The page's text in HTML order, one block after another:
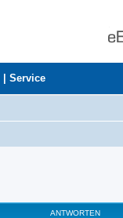
Service
ANTWORTEN